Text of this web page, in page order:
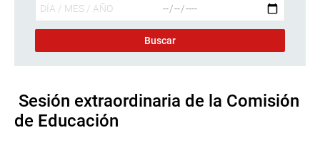
Sesión extraordinaria de la Comisión
de Educación